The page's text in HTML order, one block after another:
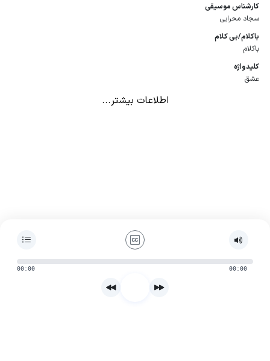
كارشناس موسیقی
سجاد محرابی
باكلام/بی كلام
باکلام
كلیدواژه
عشق
اطلاعات بیشتر...
00:00 00:00